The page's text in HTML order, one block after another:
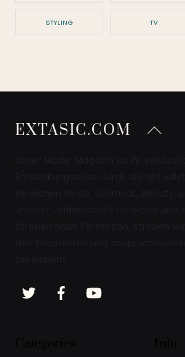
STYLING TV
Back
EXTASIC.COM
Twitter